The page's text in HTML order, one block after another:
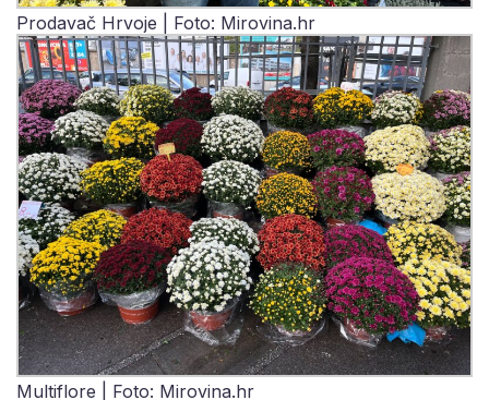
Prodavač Hrvoje | Foto: Mirovina.hr
Multiflore | Foto: Mirovina.hr